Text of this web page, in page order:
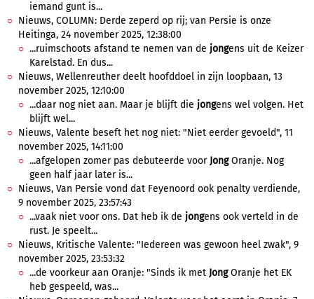
iemand gunt is...
Nieuws, COLUMN: Derde zeperd op rij; van Persie is onze
Heitinga, 24 november 2025, 12:38:00
...ruimschoots afstand te nemen van de jongens uit de Keizer
Karelstad. En dus...
Nieuws, Wellenreuther deelt hoofddoel in zijn loopbaan, 13
november 2025, 12:10:00
...daar nog niet aan. Maar je blijft die jongens wel volgen. Het
blijft wel...
Nieuws, Valente beseft het nog niet: "Niet eerder gevoeld", 11
november 2025, 14:11:00
...afgelopen zomer pas debuteerde voor JongOranje. Nog
geen half jaar later is...
Nieuws, Van Persie vond dat Feyenoord ook penalty verdiende,
9 november 2025, 23:57:43
...vaak niet voor ons. Dat heb ik de jongens ook verteld in de
rust. Je speelt...
Nieuws, Kritische Valente: "Iedereen was gewoon heel zwak", 9
november 2025, 23:53:32
...de voorkeur aan Oranje: "Sinds ik met JongOranje het EK
heb gespeeld, was...